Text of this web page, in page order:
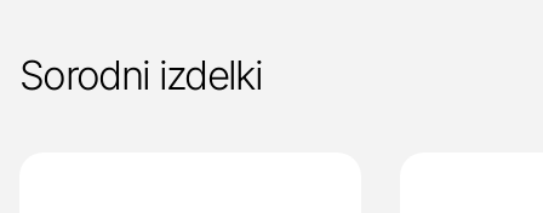
Sorodni izdelki